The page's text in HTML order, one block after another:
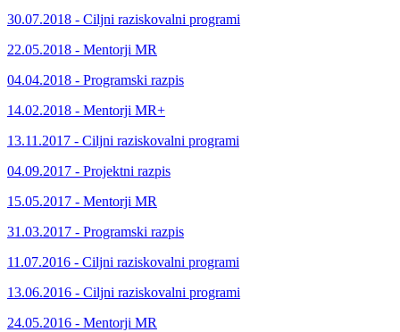
30.07.2018 - Ciljni raziskovalni programi
22.05.2018 - Mentorji MR
04.04.2018 - Programski razpis
14.02.2018 - Mentorji MR+
13.11.2017 - Ciljni raziskovalni programi
04.09.2017 - Projektni razpis
15.05.2017 - Mentorji MR
31.03.2017 - Programski razpis
11.07.2016 - Ciljni raziskovalni programi
13.06.2016 - Ciljni raziskovalni programi
24.05.2016 - Mentorji MR